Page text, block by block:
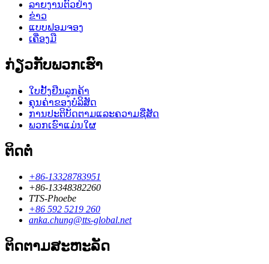
ລາຍງານຕົວຢ່າງ
ຂ່າວ
ແບບຟອມຈອງ
ເຄື່ອງມື
ກ່ຽວກັບພວກເຮົາ
ໃບຢັ້ງຢືນລູກຄ້າ
ຄຸນຄ່າຂອງບໍລິສັດ
ການປະຕິບັດຕາມແລະຄວາມຊື່ສັດ
ພວກເຮົາແມ່ນໃຜ
ຕິດຕໍ່
+86-13328783951
+86-13348382260
TTS-Phoebe
+86 592 5219 260
anka.chung@tts-global.net
ຕິດຕາມສະຫະລັດ